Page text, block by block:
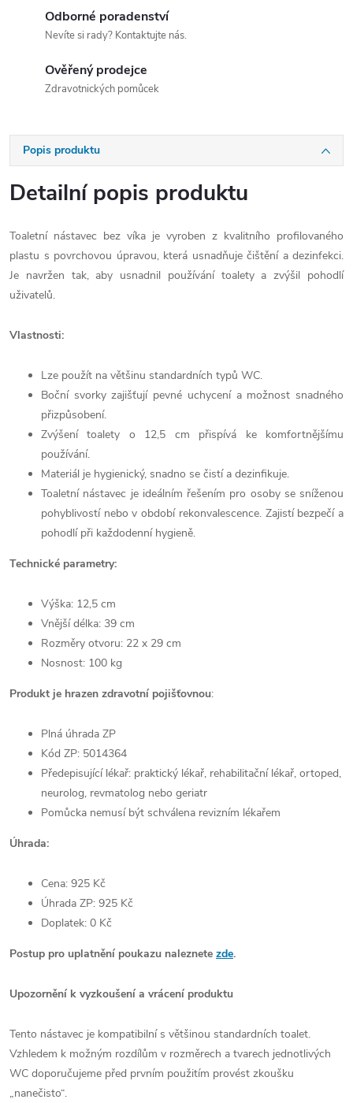
Odborné poradenství
Nevíte si rady? Kontaktujte nás.
Ověřený prodejce
Zdravotnických pomůcek
Popis produktu
Detailní popis produktu
Toaletní nástavec bez víka je vyroben z kvalitního profilovaného
plastu s povrchovou úpravou, která usnadňuje čištění a dezinfekci.
Je navržen tak, aby usnadnil používání toalety a zvýšil pohodlí
uživatelů.
Vlastnosti:
Lze použít na většinu standardních typů WC.
Boční svorky zajišťují pevné uchycení a možnost snadného
přizpůsobení.
Zvýšení toalety o 12,5 cm přispívá ke komfortnějšímu
používání.
Materiál je hygienický, snadno se čistí a dezinfikuje.
Toaletní nástavec je ideálním řešením pro osoby se sníženou
pohyblivostí nebo v období rekonvalescence. Zajistí bezpečí a
pohodlí při každodenní hygieně.
Technické parametry:
Výška: 12,5 cm
Vnější délka: 39 cm
Rozměry otvoru: 22 x 29 cm
Nosnost: 100 kg
Produkt je hrazen zdravotní pojišťovnou:
Plná úhrada ZP
Kód ZP: 5014364
Předepisující lékař: praktický lékař, rehabilitační lékař, ortoped,
neurolog, revmatolog nebo geriatr
Pomůcka nemusí být schválena revizním lékařem
Úhrada:
Cena: 925 Kč
Úhrada ZP: 925 Kč
Doplatek: 0 Kč
Postup pro uplatnění poukazu naleznete zde.
Upozornění k vyzkoušení a vrácení produktu
Tento nástavec je kompatibilní s většinou standardních toalet.
Vzhledem k možným rozdílům v rozměrech a tvarech jednotlivých
WC doporučujeme před prvním použitím provést zkoušku
„nanečisto“.